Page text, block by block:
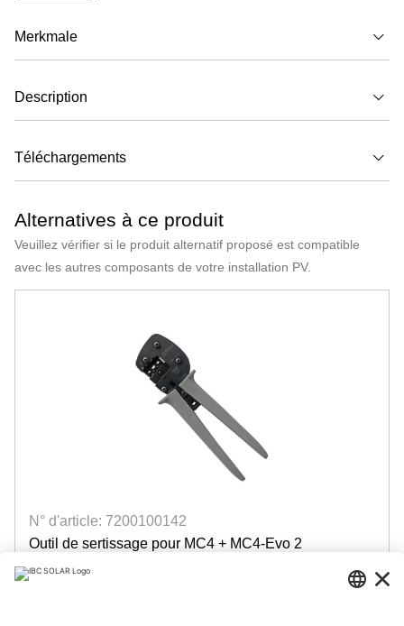
Merkmale
Description
Téléchargements
Alternatives à ce produit
Veuillez vérifier si le produit alternatif proposé est compatible
avec les autres composants de votre installation PV.
N° d'article: 7200100142
Outil de sertissage pour MC4 + MC4-Evo 2
avec positionneur, sections 4/6/10mm²